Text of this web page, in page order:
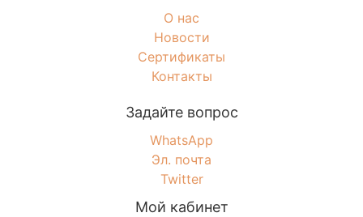
О нас
Новости
Сертификаты
Контакты
Задайте вопрос
WhatsApp
Эл. почта
Twitter
Мой кабинет